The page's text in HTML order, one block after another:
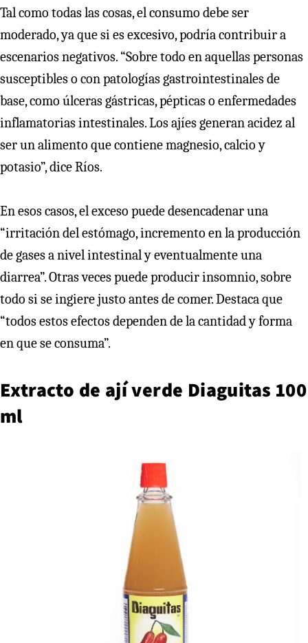
Tal como todas las cosas, el consumo debe ser
moderado, ya que si es excesivo, podría contribuir a
escenarios negativos. “Sobre todo en aquellas personas
susceptibles o con patologías gastrointestinales de
base, como úlceras gástricas, pépticas o enfermedades
inflamatorias intestinales. Los ajíes generan acidez al
ser un alimento que contiene magnesio, calcio y
potasio”, dice Ríos.
En esos casos, el exceso puede desencadenar una
“irritación del estómago, incremento en la producción
de gases a nivel intestinal y eventualmente una
diarrea”. Otras veces puede producir insomnio, sobre
todo si se ingiere justo antes de comer. Destaca que
“todos estos efectos dependen de la cantidad y forma
en que se consuma”.
Extracto de ají verde Diaguitas 100
ml